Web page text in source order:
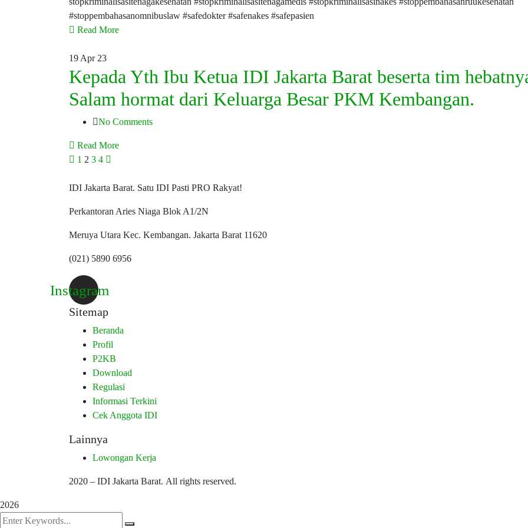
#stoppembahasanomnibuslaw #safedokter #safenakes #safepasien
Read More
19 Apr 23
Kepada Yth Ibu Ketua IDI Jakarta Barat beserta tim
Salam hormat dari Keluarga Besar PKM Kembangan.
No Comments
Read More
1 2 3 4
IDI Jakarta Barat. Satu IDI Pasti PRO Rakyat!
Perkantoran Aries Niaga Blok A1/2N
Meruya Utara Kec. Kembangan. Jakarta Barat 11620
(021) 5890 6956
Instagram
Sitemap
Beranda
Profil
P2KB
Download
Regulasi
Informasi Terkini
Cek Anggota IDI
Lainnya
Lowongan Kerja
2020 – IDI Jakarta Barat. All rights reserved.
2026